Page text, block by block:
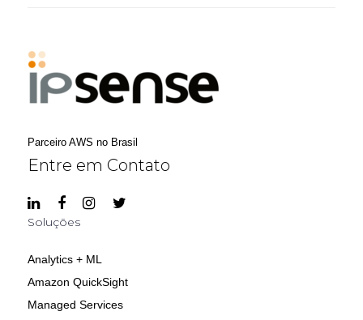
Parceiro AWS no Brasil
Entre em Contato
Soluções
Analytics + ML
Amazon QuickSight
Managed Services